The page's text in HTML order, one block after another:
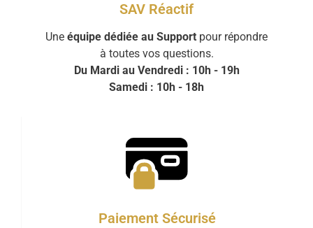
SAV Réactif
Une équipe dédiée au Support pour répondre
à toutes vos questions.
Du Mardi au Vendredi : 10h - 19h
Samedi : 10h - 18h
Paiement Sécurisé